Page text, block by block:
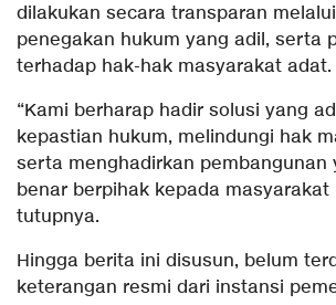
dilakukan secara transparan
penegakan hukum yang adil, serta
terhadap hak-hak masyarakat adat.
“Kami berharap hadir solusi yang
kepastian hukum, melindungi hak
serta menghadirkan pembangunan
benar berpihak kepada masyarakat
tutupnya.
Hingga berita ini disusun, belum
keterangan resmi dari instansi